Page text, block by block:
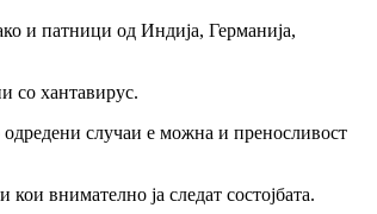
и патници од Индија, Германија,
со хантавирус.
одредени случаи е можна и преносливост
внимателно ја следат состојбата.